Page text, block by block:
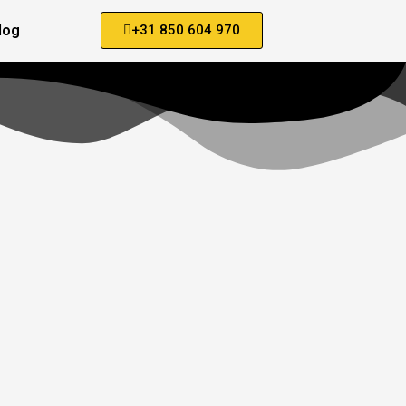
+31 850 604 970